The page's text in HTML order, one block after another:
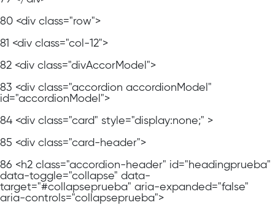
80 <div class="row">
81 <div class="col-12">
82 <div class="divAccorModel">
83 <div class="accordion accordionModel"
id="accordionModel">
84 <div class="card" style="display:none;" >
85 <div class="card-header">
86 <h2 class="accordion-header" id="headingprueba"
data-toggle="collapse" data-
target="#collapseprueba" aria-expanded="false"
aria-controls="collapseprueba">